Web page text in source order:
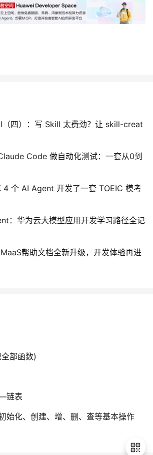
（四）：写 Skill 太费劲？让 skill-creat
Code 做自动化测试：一套从0到
个 AI Agent 开发了一套 TOEIC 模考
：华为云大模型应用开发学习路径全记
MaaS帮助文档全新升级，开发体验再进
部函数)
链表
始化、创建、增、删、查等基本操作